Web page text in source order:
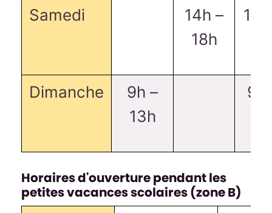
Samedi
14h –
18h
Dimanche
9h –
13h
Horaires d'ouverture pendant les
petites vacances scolaires (zone B)